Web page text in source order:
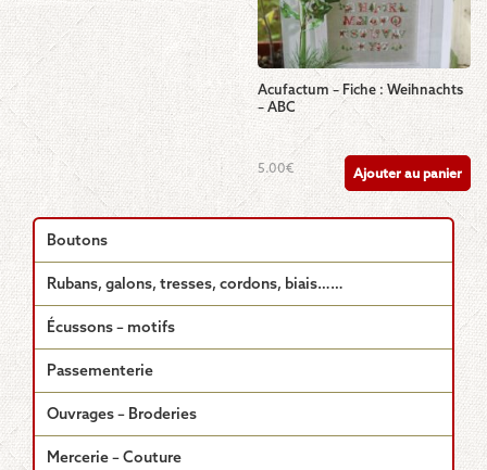
Acufactum – Fiche : Weihnachts
– ABC
5.00€ Ajouter au panier
Boutons
Rubans, galons, tresses, cordons, biais……
Écussons – motifs
Passementerie
Ouvrages – Broderies
Mercerie – Couture